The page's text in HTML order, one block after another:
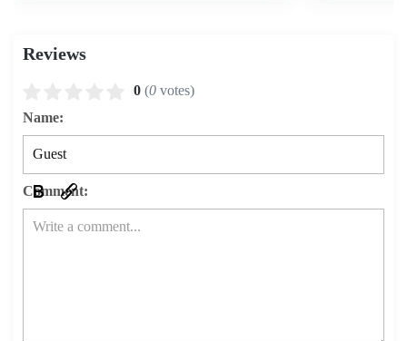
Reviews
0 (0 votes)
Name:
Comment: